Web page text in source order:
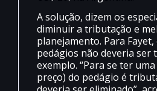
A solução, dizem os
diminuir a tributação e
planejamento. Para Fayet,
pedágios não deveria
exemplo. “Para se ter
preço) do pedágio é